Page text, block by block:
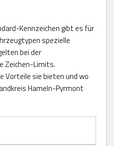
Kennzeichen gibt es für
spezielle
bei der
Zeichen-Limits.
Vorteile sie bieten und wo
Hameln-Pyrmont